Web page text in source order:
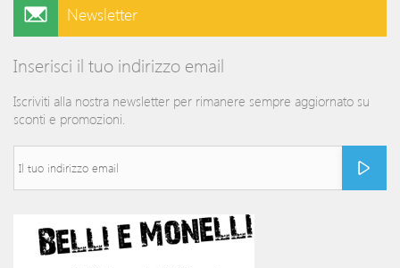
Newsletter
Inserisci il tuo indirizzo email
Iscriviti alla nostra newsletter per rimanere sempre aggiornato su
sconti e promozioni.